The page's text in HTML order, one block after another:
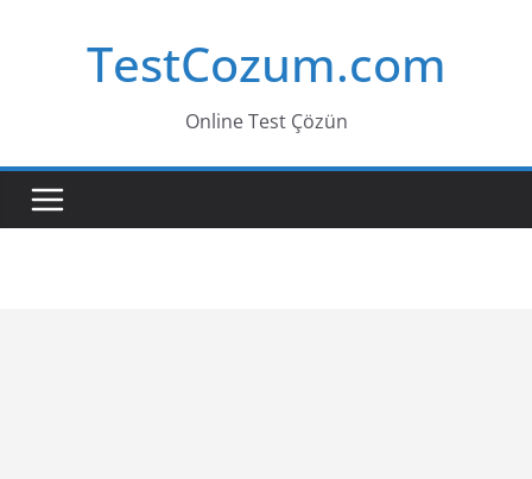
TestCozum.com
Online Test Çözün